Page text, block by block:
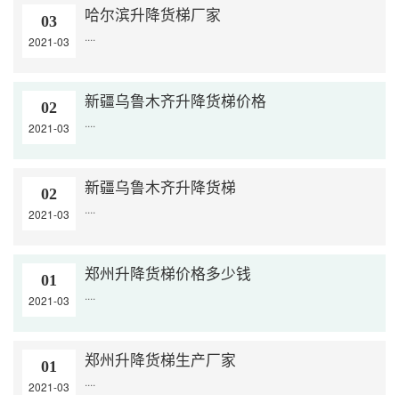
03
2021-03
哈尔滨升降货梯厂家
....
02
2021-03
新疆乌鲁木齐升降货梯价格
....
02
2021-03
新疆乌鲁木齐升降货梯
....
01
2021-03
郑州升降货梯价格多少钱
....
01
2021-03
郑州升降货梯生产厂家
....